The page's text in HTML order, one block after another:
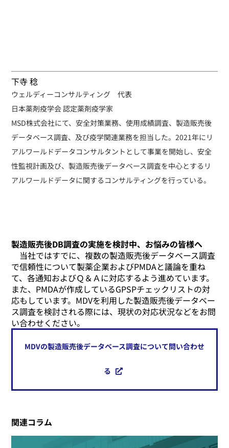
下寺 稔
ウェルディーコンサルティング 代表
日本薬剤疫学会 認定薬剤疫学家
MSD株式会社にて、安全対策業務、使用成績調査、製造販売後
データベース調査、及び疫学関連業務を担当した。2021年にリ
アルワールドデータコンサルタントとして事業を開始し、安全
性監視計画及び、製造販売後データベース調査を中心とするリ
アルワールドデータに関するコンサルティングを行っている。
製造販売後DB調査の実施を検討中、お悩みの皆様へ
当社ではすでに、複数の製造販売後データベース調査
で信頼性について製薬企業およびPMDAと議論を重ね
て、各通知およびＱ＆Ａに対応するよう進めています。
また、PMDAが作成しているGPSPチェックリストの対
応もしています。MDVを利用した製造販売後データベー
ス調査を検討される際には、現状の対応状況などをお問
い合わせください。
MDVの製造販売後データベース調査について問い合わせ
る
関連コラム